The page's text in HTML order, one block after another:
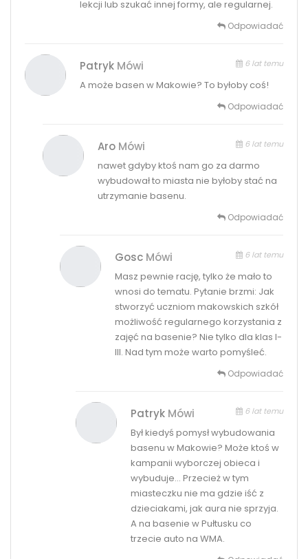
lekcji lub szukać innej formy, ale regularnej.
Odpowiadać
Patryk Mówi 6 lat temu
A może basen w Makowie? To byłoby coś!
Odpowiadać
Aro Mówi 6 lat temu
nawet gdyby ktoś nam go za darmo
wybudował to miasta nie byłoby stać na
utrzymanie basenu.
Odpowiadać
Gosc Mówi 6 lat temu
Masz pewnie rację, tylko że mało to
wnosi do tematu. Pytanie brzmi: Jak
stworzyć uczniom makowskich szkół
możliwość regularnego korzystania z
zajęć na basenie? Nie tylko dla klas I-
III. Nad tym może warto pomyśleć.
Odpowiadać
Patryk Mówi 6 lat temu
Był kiedyś pomysł wybudowania
basenu w Makowie? Może ktoś w
kampanii wyborczej obieca i
wybuduje… Przecież w tym
miasteczku nie ma gdzie iść z
dzieciakami, jak aura nie sprzyja.
A na basenie w Pułtusku co
trzecie auto na WMA.